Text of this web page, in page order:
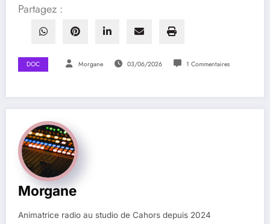
Partagez :
DOC Morgane 03/06/2026 1 Commentaires
Morgane
Animatrice radio au studio de Cahors depuis 2024